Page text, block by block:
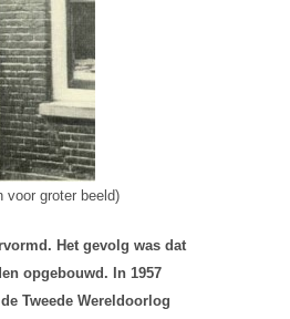
voor groter beeld)
Het gevolg was dat
opgebouwd. In 1957
Tweede Wereldoorlog